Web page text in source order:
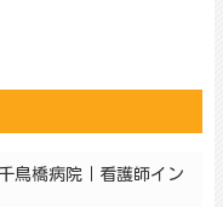
橋病院｜看護師イン